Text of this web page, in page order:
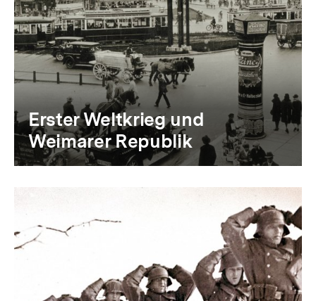
Erster Weltkrieg und
Weimarer Republik